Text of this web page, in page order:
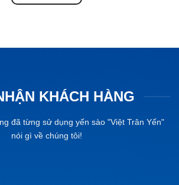
KHÁCH HÀNG
đã từng sử dụng yến sào "Việt Trân Yến"
nói gì về chúng tôi!